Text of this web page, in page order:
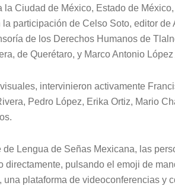
la Ciudad de México, Estado de
participación de Celso Soto, editor
de los Derechos Humanos de
de Querétaro, y Marco Antonio
intervinieron activamente
Pedro López, Erika Ortiz, Mario
Lengua de Señas Mexicana, las
directamente, pulsando el emoji de
, una plataforma de videoconferencias y